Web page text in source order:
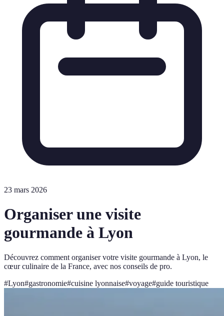
23 mars 2026
Organiser une visite
gourmande à Lyon
Découvrez comment organiser votre visite gourmande à Lyon, le
cœur culinaire de la France, avec nos conseils de pro.
#Lyon#gastronomie#cuisine lyonnaise#voyage#guide touristique